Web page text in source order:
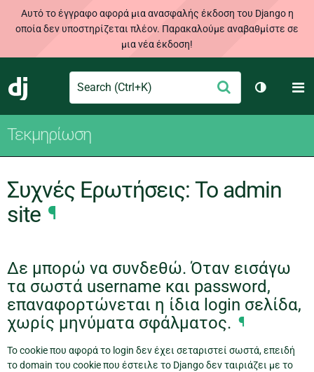
Αυτό το έγγραφο αφορά μια ανασφαλής έκδοση του Django η
οποία δεν υποστηρίζεται πλέον. Παρακαλούμε αναβαθμίστε σε
μια νέα έκδοση!
Django
Search Υποβολή
Toggle
Τεκμηρίωση
Συχνές Ερωτήσεις: Το admin
site ¶
Δε μπορώ να συνδεθώ. Όταν εισάγω
τα σωστά username και password,
επαναφορτώνεται η ίδια login σελίδα,
χωρίς μηνύματα σφάλματος. ¶
Το cookie που αφορά το login δεν έχει σεταριστεί σωστά, επειδή
το domain του cookie που έστειλε το Django δεν ταιριάζει με το